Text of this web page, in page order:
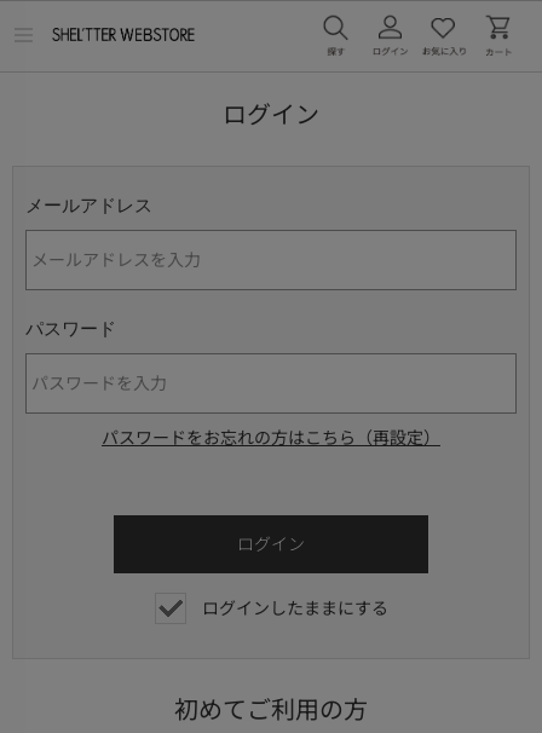
ログイン
メールアドレス
パスワード
パスワードをお忘れの方はこちら（再設定）
ログインしたままにする
初めてご利用の方